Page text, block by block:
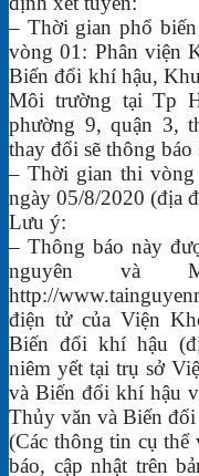
– Thời gian phổ
vòng 01: Phân viện
Biến đổi khí hậu,
Môi trường tại Tp
phường 9, quận 3,
thay đổi sẽ thông báo
– Thời gian thi vòng
ngày 05/8/2020 (địa
Lưu ý:
– Thông báo này
nguyên và
http://
điện tử của Viện
Biến đổi khí hậu
niêm yết tại trụ sở
và Biến đổi khí hậu
Thủy văn và Biến
(Các thông tin cụ thể
báo, cập nhật trên